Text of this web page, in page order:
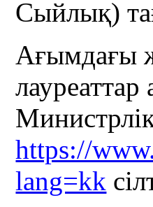
Сыйлық)
Ағымдағы
https://
lang=kk